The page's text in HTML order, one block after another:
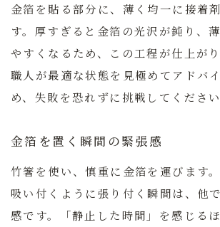
金箔を貼る部分に、薄く均一に接着
す。厚すぎると金箔の光沢が鈍り、
やすくなるため、この工程が仕上がり
職人が最適な状態を見極めてアドバ
め、失敗を恐れずに挑戦してください
金箔を置く瞬間の緊張感
竹箸を使い、慎重に金箔を運びます
吸い付くように張り付く瞬間は、他
感です。
「静止した時間」を感じる